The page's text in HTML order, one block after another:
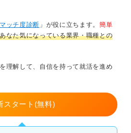
ッチ度診断 」が役に立ちます。 簡単
あなた気になっている業界・職種との
理解して、自信を持って就活を進め
スタート(無料)